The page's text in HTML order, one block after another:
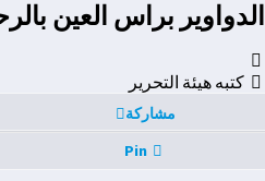
الدواوير براس العين
كتبه هيئة التحرير
مشاركة
Pin